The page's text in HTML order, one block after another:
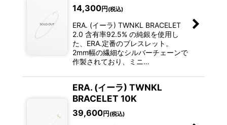
14,300円 (税込)
ERA. (イーラ) TWNKL BRACELET
2.0 含有率92.5% の純銀を使用し
た、ERA.定番のブレスレット。
2mm幅の繊細なシルバーチェーンで
作製されており、ミニ…
ERA. (イーラ) TWNKL
BRACELET 10K
39,600円 (税込)